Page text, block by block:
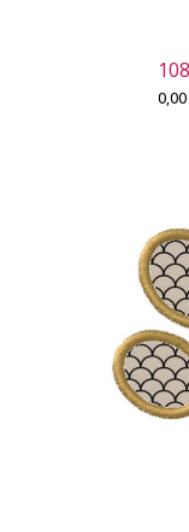
0,00